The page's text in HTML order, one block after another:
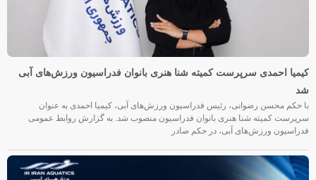
کیمیا احمدی سرپرست کمیته شنا هنری بانوان فدراسیون ورزش‌های آبی
شد
با حکم محسن رضوانی، رئیس فدراسیون ورزش‌های آبی، کیمیا احمدی به عنوان
سرپرست کمیته شنا هنری بانوان فدراسیون منصوب شد. به گزارش روابط عمومی
فدراسیون ورزش‌های آبی، در حکم صادر